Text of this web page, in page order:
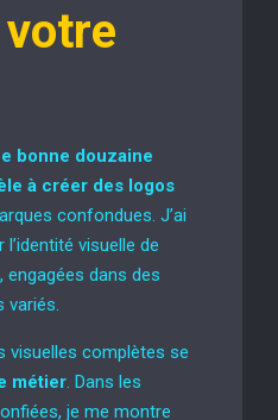
bonne douzaine
à créer des logos
confondues. J’ai
visuelle de
engagées dans des
variés.
visuelles complètes se
métier. Dans les
je me montre